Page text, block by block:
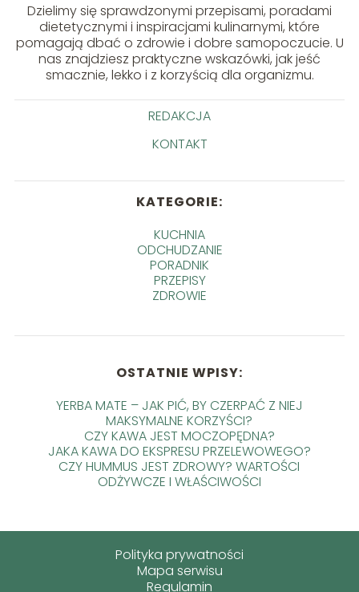
Dzielimy się sprawdzonymi przepisami, poradami
dietetycznymi i inspiracjami kulinarnymi, które
pomagają dbać o zdrowie i dobre samopoczucie. U
nas znajdziesz praktyczne wskazówki, jak jeść
smacznie, lekko i z korzyścią dla organizmu.
REDAKCJA
KONTAKT
KATEGORIE:
KUCHNIA
ODCHUDZANIE
PORADNIK
PRZEPISY
ZDROWIE
OSTATNIE WPISY:
YERBA MATE – JAK PIĆ, BY CZERPAĆ Z NIEJ
MAKSYMALNE KORZYŚCI?
CZY KAWA JEST MOCZOPĘDNA?
JAKA KAWA DO EKSPRESU PRZELEWOWEGO?
CZY HUMMUS JEST ZDROWY? WARTOŚCI
ODŻYWCZE I WŁAŚCIWOŚCI
Polityka prywatności
Mapa serwisu
Regulamin